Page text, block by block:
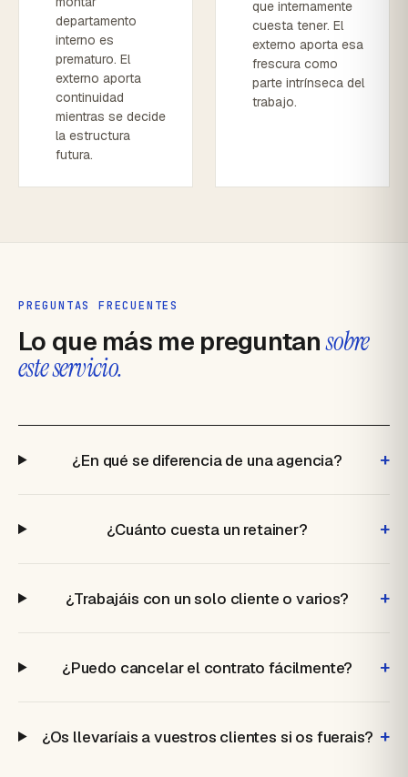
departamento
interno es
prematuro. El
externo aporta
continuidad
mientras se decide
la estructura
futura.
que internamente
cuesta tener. El
externo aporta esa
frescura como
parte intrínseca del
trabajo.
PREGUNTAS FRECUENTES
Lo que más me preguntansobre
este servicio.
¿En qué se diferencia de una agencia? +
¿Cuánto cuesta un retainer? +
¿Trabajáis con un solo cliente o varios? +
¿Puedo cancelar el contrato fácilmente? +
¿Os llevaríais a vuestros clientes si os fuerais? +